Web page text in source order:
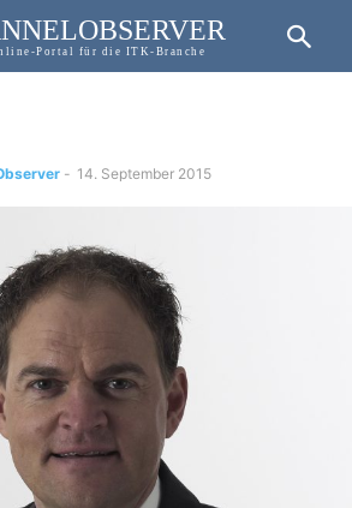
Portal für die ITK-Branche
- 14. September 2015